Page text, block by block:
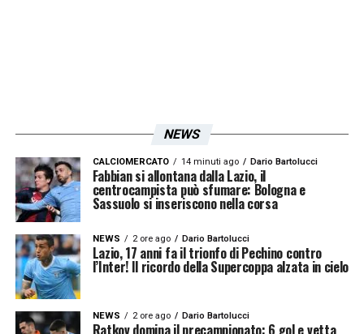
l’investimento vero è la sperimentazione,
non la vittoria ad ogni costo. Io credo che
dal 18 febbraio, finalmente al completo,
avremo opportunità per dire che ripartiremo
in maniera corposa, senza scuse e disagi.
Avremo una rosa per competere a
qualunque livello. Ho letto che qualcuno
NEWS
CALCIOMERCATO 14 minuti ago Dario Bartolucci
Fabbian si allontana dalla Lazio, il
centrocampista può sfumare: Bologna e
Sassuolo si inseriscono nella corsa
NEWS 2 ore ago Dario Bartolucci
Lazio, 17 anni fa il trionfo di Pechino contro
l’Inter! Il ricordo della Supercoppa alzata in cielo
NEWS 2 ore ago Dario Bartolucci
Ratkov domina il precampionato: 6 gol e vetta